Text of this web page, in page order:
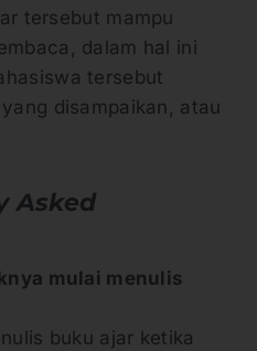
tersebut mampu
dalam hal ini
tersebut
disampaikan, atau
Asked
mulai menulis
buku ajar ketika